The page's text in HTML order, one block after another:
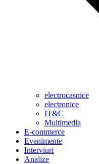
electrocasnice
electronice
IT&C
Multimedia
E-commerce
Evenimente
Interviuri
Analize